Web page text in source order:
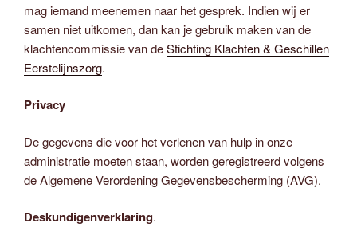
mag iemand meenemen naar het gesprek. Indien wij er
samen niet uitkomen, dan kan je gebruik maken van de
klachtencommissie van deStichting Klachten & Geschillen
Eerstelijnszorg.
Privacy
De gegevens die voor het verlenen van hulp in onze
administratie moeten staan, worden geregistreerd volgens
de Algemene Verordening Gegevensbescherming (AVG).
Deskundigenverklaring.